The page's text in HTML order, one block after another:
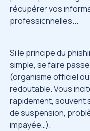
récupérer vos
professionnelles...
Si le principe du
simple, se faire
(organisme officiel
redoutable. Vous
rapidement, souvent
de suspension,
impayée…).